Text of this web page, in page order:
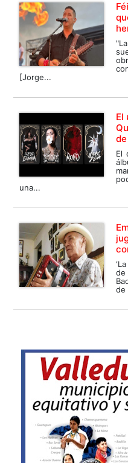
[Jorge...
El
El
una...
de